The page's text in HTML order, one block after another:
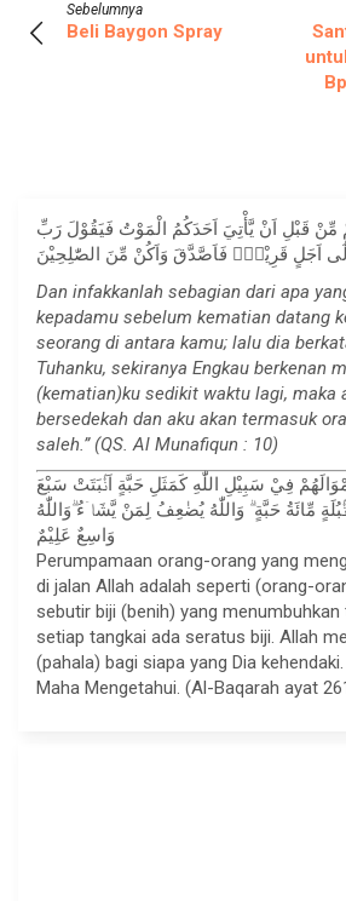
Sebelumnya
Beli Baygon Spray
مِّنْ قَبْلِ اَنْ يَّأْتِيَ اَحَدَكُمُ الْمَوْتُ فَيَقُوْلَ رَبِّ
اِلٰٓى اَجَلٍ قَرِيْبٍۚ فَاَصَّدَّقَ وَاَكُنْ مِّنَ الصّٰلِحِيْنَ
Dan infakkanlah sebagian dari apa
kepadamu sebelum kematian datang
seorang di antara kamu; lalu dia
Tuhanku, sekiranya Engkau berkenan
(kematian)ku sedikit waktu lagi, maka
bersedekah dan aku akan termasuk
saleh.” (QS. Al Munafiqun : 10)
فِيْ سَبِيْلِ اللّٰهِ كَمَثَلِ حَبَّةٍ اَنْۢبَتَتْ سَبْعَ
مِّائَةُ حَبَّةٍ ۗ وَاللّٰهُ يُضٰعِفُ لِمَنْ يَّشَاۤءُ ۗوَاللّٰهُ
وَاسِعٌ عَلِيْمٌ
Perumpamaan orang-orang yang
di jalan Allah adalah seperti (orang-
sebutir biji (benih) yang
setiap tangkai ada seratus biji. Allah
(pahala) bagi siapa yang Dia
Maha Mengetahui. (Al-Baqarah ayat